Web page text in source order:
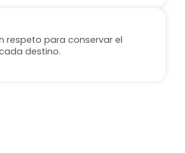
respeto para conservar el
destino.